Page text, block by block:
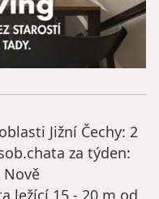
Jižní Čechy: 2
za týden:
Nově
ležící 15 - 20 m od